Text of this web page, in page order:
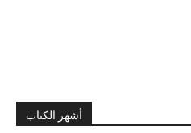
أشهر الكتاب